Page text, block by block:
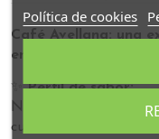
Café Avellana: una
en cada sorbo.
✨
Perfil de sabor:
Notas intensas de
cuerpo equilibrado
Política de cookies